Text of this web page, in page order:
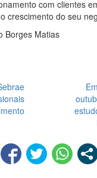
com clientes
crescimento do seu
Borges Matias